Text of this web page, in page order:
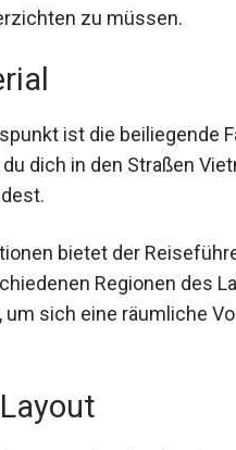
zu müssen.
ist die beiliegende
dich in den Straßen
bietet der
Regionen des
sich eine räumliche